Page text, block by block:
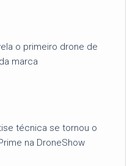
o primeiro drone de
marca
técnica se tornou o
na DroneShow